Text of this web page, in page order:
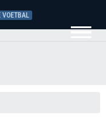
VOETBAL